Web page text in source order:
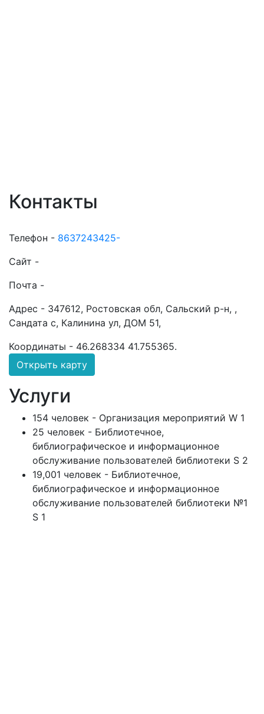
Контакты
Телефон - 8637243425-
Сайт -
Почта -
Адрес - 347612, Ростовская обл, Сальский р-н, ,
Сандата с, Калинина ул, ДОМ 51,
Координаты - 46.268334 41.755365.
Открыть карту
Услуги
154 человек - Организация мероприятий W 1
25 человек - Библиотечное,
библиографическое и информационное
обслуживание пользователей библиотеки S 2
19,001 человек - Библиотечное,
библиографическое и информационное
обслуживание пользователей библиотеки №1
S 1